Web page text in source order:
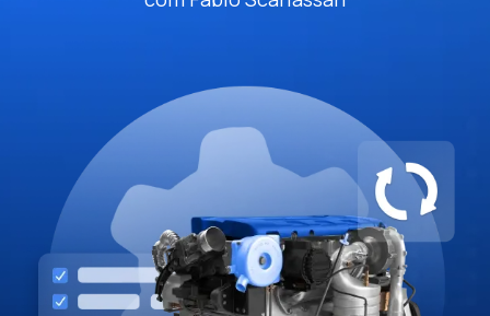
Quero receber atualizações, convites para
eventos e notícias exclusivas. Ajuste suas
preferências a qualquer momento.
Li e aceito aPolítica de Privacidadee
RGPD.*